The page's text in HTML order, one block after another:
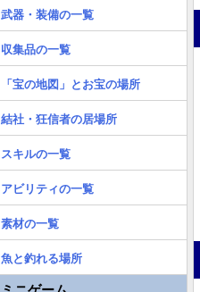
武器・装備の一覧
収集品の一覧
「宝の地図」とお宝の場所
結社・狂信者の居場所
スキルの一覧
アビリティの一覧
素材の一覧
魚と釣れる場所